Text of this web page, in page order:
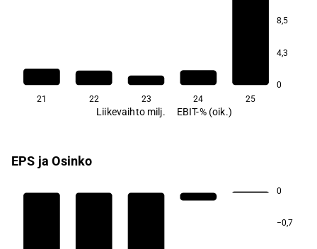
8,5
4,3
0
21 22 23 24 25
Liikevaihto milj. EBIT-% (oik.)
EPS ja Osinko
0
−0,7